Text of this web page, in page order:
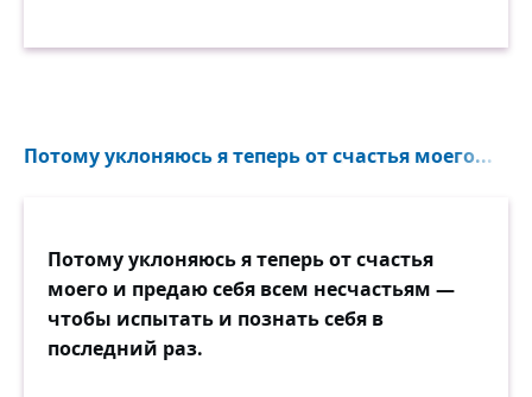
Потому уклоняюсь я теперь от счастья моего...
Потому уклоняюсь я теперь от счастья
моего и предаю себя всем несчастьям —
чтобы испытать и познать себя в
последний раз.